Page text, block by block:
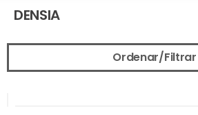
DENSIA
Ordenar/Filtrar